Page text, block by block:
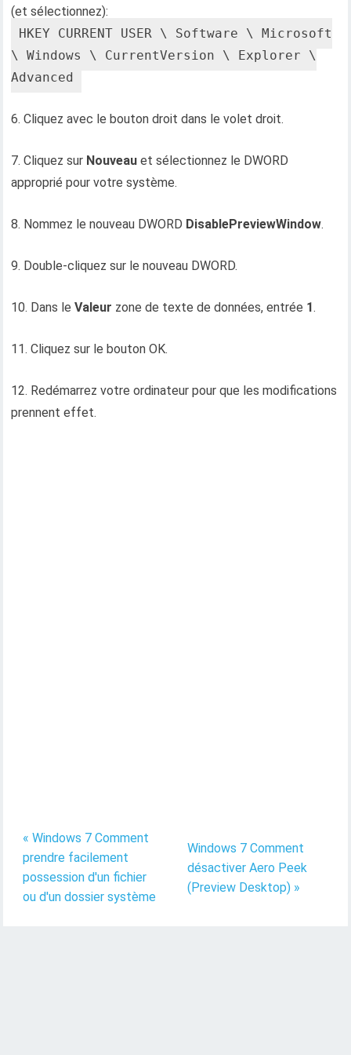
(et sélectionnez):
HKEY_CURRENT_USER \ Software \ Microsoft
\ Windows \ CurrentVersion \ Explorer \
Advanced
6. Cliquez avec le bouton droit dans le volet droit.
7. Cliquez sur Nouveau et sélectionnez le DWORD
approprié pour votre système.
8. Nommez le nouveau DWORD DisablePreviewWindow.
9. Double-cliquez sur le nouveau DWORD.
10. Dans leValeur zone de texte de données, entrée 1.
11. Cliquez sur le bouton OK.
12. Redémarrez votre ordinateur pour que les modifications
prennent effet.
« Windows 7 Comment
prendre facilement
possession d'un fichier
ou d'un dossier système
Windows 7 Comment
désactiver Aero Peek
(Preview Desktop) »